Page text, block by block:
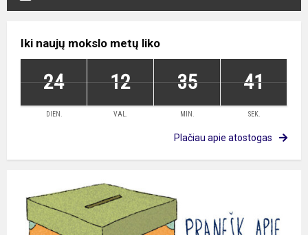
Iki naujų mokslo metų liko
24 12 35 41
DIEN. VAL. MIN. SEK.
Plačiau apie atostogas